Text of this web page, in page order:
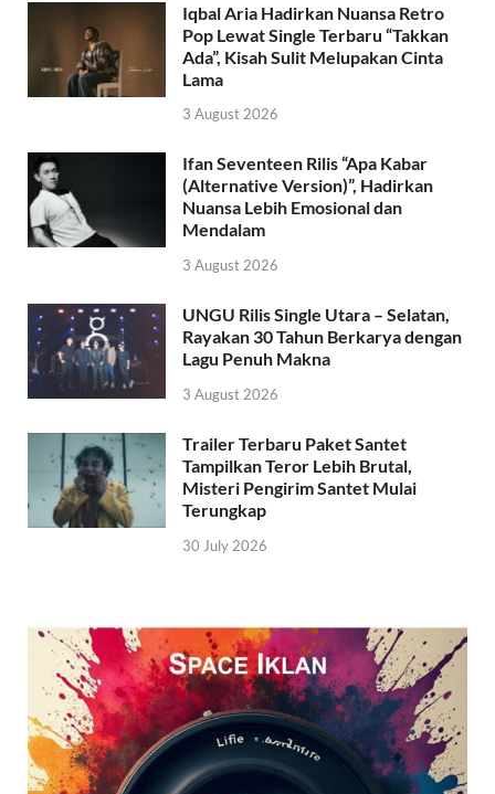
Iqbal Aria Hadirkan Nuansa Retro
Pop Lewat Single Terbaru “Takkan
Ada”, Kisah Sulit Melupakan Cinta
Lama
3 August 2026
Ifan Seventeen Rilis “Apa Kabar
(Alternative Version)”, Hadirkan
Nuansa Lebih Emosional dan
Mendalam
3 August 2026
UNGU Rilis Single Utara – Selatan,
Rayakan 30 Tahun Berkarya dengan
Lagu Penuh Makna
3 August 2026
Trailer Terbaru Paket Santet
Tampilkan Teror Lebih Brutal,
Misteri Pengirim Santet Mulai
Terungkap
30 July 2026